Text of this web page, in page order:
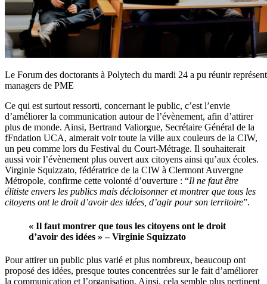
Le Forum des doctorants à Polytech du mardi 24 a pu réunir
managers de PME
Ce qui est surtout ressorti, concernant le public, c’est l’envie
d’améliorer la communication autour de l’évènement, afin d’attirer
plus de monde. Ainsi, Bertrand Valiorgue, Secrétaire Général de la
fFndation UCA, aimerait voir toute la ville aux couleurs de la CIW,
un peu comme lors du Festival du Court-Métrage. Il souhaiterait
aussi voir l’évènement plus ouvert aux citoyens ainsi qu’aux écoles.
Virginie Squizzato, fédératrice de la CIW à Clermont Auvergne
Métropole, confirme cette volonté d’ouverture : “Il ne faut être
élitiste envers les publics mais décloisonner et montrer que tous les
citoyens ont le droit d’avoir des idées, d’agir pour son territoire”.
« Il faut montrer que tous les citoyens ont le droit
d’avoir des idées » – Virginie Squizzato
Pour attirer un public plus varié et plus nombreux, beaucoup ont
proposé des idées, presque toutes concentrées sur le fait d’améliorer
la communication et l’organisation. Ainsi, cela semble plus pertinent